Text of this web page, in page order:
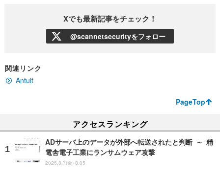
Xでも最新記事をチェック！
@scannetsecurityをフォロー
関連リンク
Antuit
PageTop
アクセスランキング
ADサーバ上のデータが外部へ転送されたと判断 ～ 精
電舎電子工業にランサムウェア攻撃
2026.8.7(金) 8:05